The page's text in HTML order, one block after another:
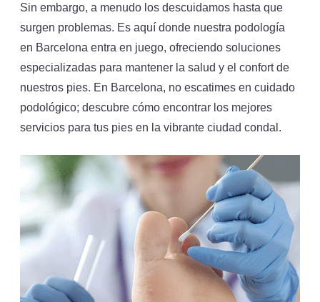
Sin embargo, a menudo los descuidamos hasta que
surgen problemas. Es aquí donde nuestra podología
en Barcelona entra en juego, ofreciendo soluciones
especializadas para mantener la salud y el confort de
nuestros pies. En Barcelona, no escatimes en cuidado
podológico; descubre cómo encontrar los mejores
servicios para tus pies en la vibrante ciudad condal.